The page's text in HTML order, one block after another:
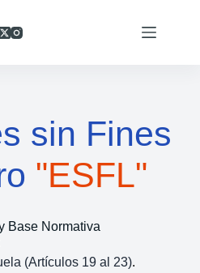
sin Fines
"ESFL"
Base Normativa
(Artículos 19 al 23).